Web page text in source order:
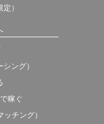
）
ング）
稼ぐ
チング）